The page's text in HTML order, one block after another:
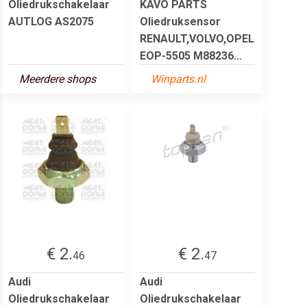
Oliedrukschakelaar
AUTLOG AS2075
Meerdere shops
KAVO PARTS
Oliedruksensor
RENAULT,VOLVO,OPEL
EOP-5505 M88236...
Winparts.nl
€ 2.46
Audi
Oliedrukschakelaar
€ 2.47
Audi
Oliedrukschakelaar